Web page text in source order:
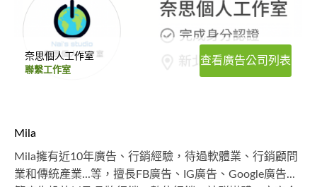
奈思個人工作室
聯繫工作室
查看廣告公司列表
Mila
Mila擁有近10年廣告、行銷經驗，待過軟體業、行銷顧問
業和傳統產業...等，擅長FB廣告、IG廣告、Google廣告...